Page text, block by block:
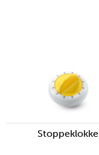
Stoppeklokke